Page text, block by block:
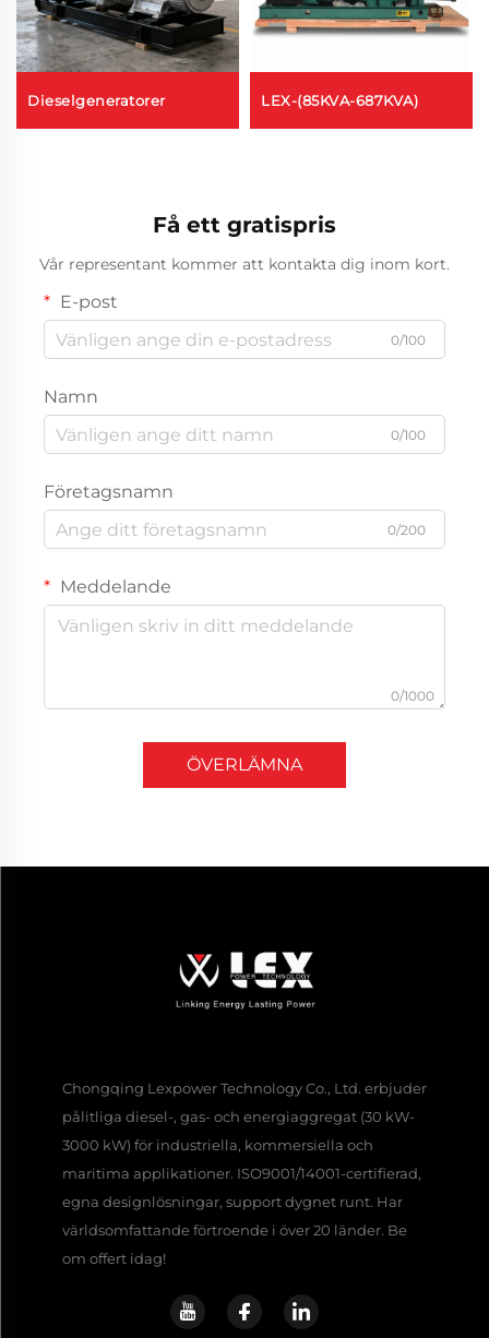
Dieselgeneratorer LEX-(85KVA-687KVA)
Få ett gratispris
Vår representant kommer att kontakta dig inom kort.
E-post
0/100
Namn
0/100
Företagsnamn
0/200
Meddelande
0/1000
ÖVERLÄMNA
Chongqing Lexpower Technology Co., Ltd. erbjuder
pålitliga diesel-, gas- och energiaggregat (30 kW-
3000 kW) för industriella, kommersiella och
maritima applikationer. ISO9001/14001-certifierad,
egna designlösningar, support dygnet runt. Har
världsomfattande förtroende i över 20 länder. Be
om offert idag!